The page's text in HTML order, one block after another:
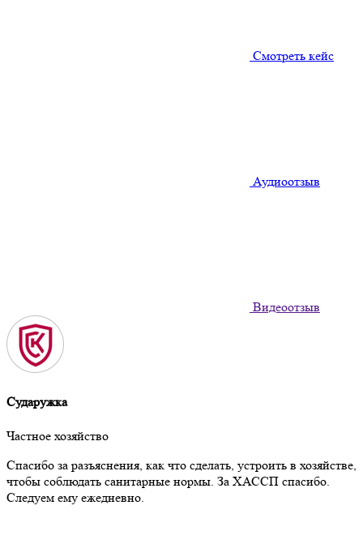
Смотреть кейс
Аудиоотзыв
Видеоотзыв
Сударужка
Частное хозяйство
Спасибо за разъяснения, как что сделать, устроить в хозяйстве,
чтобы соблюдать санитарные нормы. За ХАССП спасибо.
Следуем ему ежедневно.